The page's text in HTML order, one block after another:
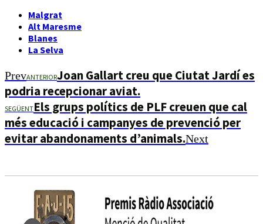
Malgrat
Alt Maresme
Blanes
La Selva
PrevANTERIORJoan Gallart creu que Ciutat Jardí es
podria recepcionar aviat.
SEGÜENTEls grups polítics de PLF creuen que cal
més educació i campanyes de prevenció per
evitar abandonaments d’animals.Next